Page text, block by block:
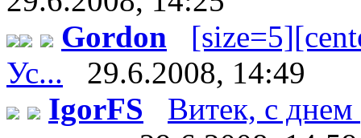
Gordon
Ус...
29.6.2008, 14:49
IgorFS
Витек, с